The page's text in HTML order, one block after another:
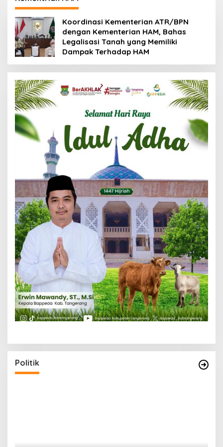
88,44 Persen
Koordinasi Kementerian ATR/BPN
dengan Kementerian HAM, Bahas
Legalisasi Tanah yang Memiliki
Dampak Terhadap HAM
Politik